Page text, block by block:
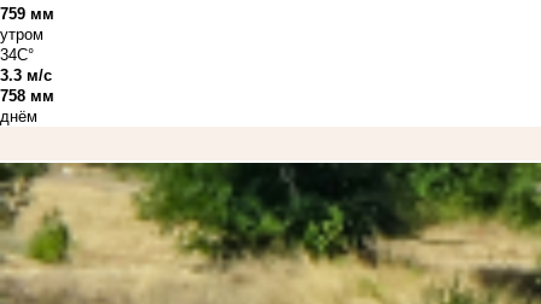
759 мм
утром
34C°
3.3 м/с
758 мм
днём